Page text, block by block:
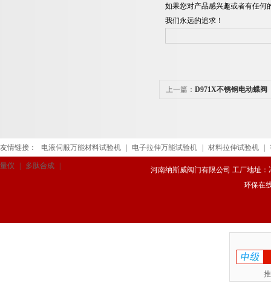
如果您对产品感兴趣或者有任何
我们永远的追求！
上一篇： D971X不锈钢电动蝶阀
友情链接： 电液伺服万能材料试验机 电子拉伸万能试验机 材料拉伸试验机
量仪 多肽合成
河南纳斯威阀门有限公司 工厂地址：
环保在